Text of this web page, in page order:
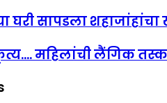
घरी सापडला
महिलांची लैंगिक